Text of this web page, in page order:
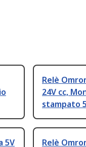
Relè
24V cc,
stampato
5V
Relè